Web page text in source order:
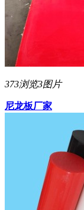
373浏览3图片
尼龙板厂家